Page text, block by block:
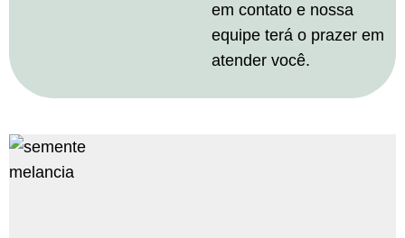
em contato e nossa
equipe terá o prazer em
atender você.